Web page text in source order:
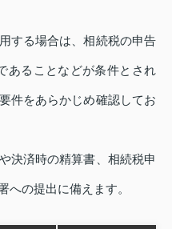
する場合は、相続税の申告
あることなどが条件とされ
件をあらかじめ確認してお
決済時の精算書、相続税申
への提出に備えます。